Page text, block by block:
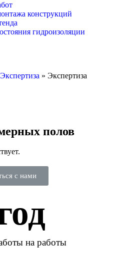
конструкций
гидроизоляции
Экспертиза » Экспертиза
полов
с нами
на работы